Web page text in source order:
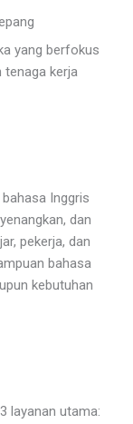
yang berfokus
tenaga kerja
bahasa Inggris
dan
pekerja, dan
bahasa
kebutuhan
layanan utama: